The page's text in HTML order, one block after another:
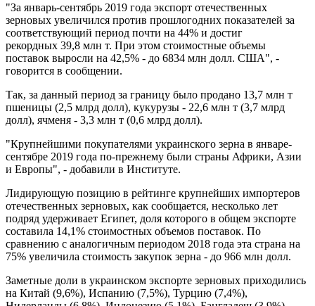
"За январь-сентябрь 2019 года экспорт отечественных
зерновых увеличился против прошлогодних показателей за
соответствующий период почти на 44% и достиг
рекордных 39,8 млн т. При этом стоимостные объемы
поставок выросли на 42,5% - до 6834 млн долл. США", -
говорится в сообщении.
Так, за данный период за границу было продано 13,7 млн т
пшеницы (2,5 млрд долл), кукурузы - 22,6 млн т (3,7 млрд
долл), ячменя - 3,3 млн т (0,6 млрд долл).
"Крупнейшими покупателями украинского зерна в январе-
сентябре 2019 года по-прежнему были страны Африки, Азии
и Европы", - добавили в Институте.
Лидирующую позицию в рейтинге крупнейших импортеров
отечественных зерновых, как сообщается, несколько лет
подряд удерживает Египет, доля которого в общем экспорте
составила 14,1% стоимостных объемов поставок. По
сравнению с аналогичным периодом 2018 года эта страна на
75% увеличила стоимость закупок зерна - до 966 млн долл.
Заметные доли в украинском экспорте зерновых приходились
на Китай (9,6%), Испанию (7,5%), Турцию (7,4%),